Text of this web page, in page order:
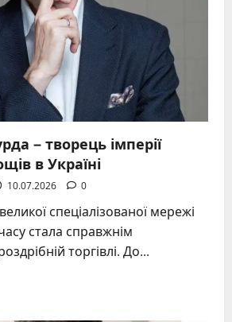
– творець імперії
в Україні
10.07.2026 0
спеціалізованої мережі
стала справжнім
торгівлі. До...